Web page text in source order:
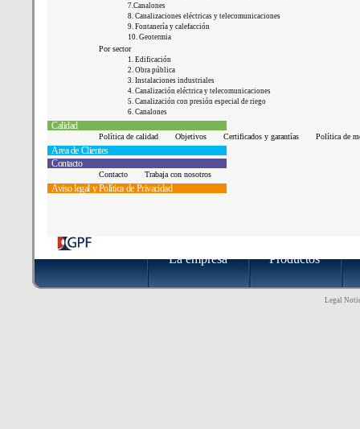
La empresa Productos
7.Canalones
8. Canalizaciones eléctricas y telecomunicaciones
9. Fontanería y calefacción
10. Geotermia
Por sector
1. Edificación
2. Obra pública
3. Instalaciones industriales
4. Canalización eléctrica y telecomunicaciones
5. Canalización con presión especial de riego
6. Canalones
Calidad
Política de calidad Objetivos Certificados y garantías Política de
Área de Clientes
Contacto
Contacto Trabaja con nosotros
Aviso legal y Política de Privacidad
Legal